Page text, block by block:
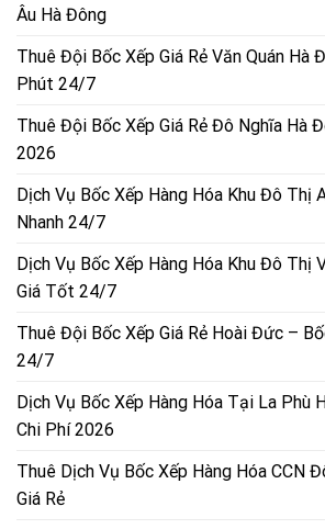
Âu Hà Đông
Thuê Đội Bốc Xếp Giá Rẻ Văn Quán Hà
Phút 24/7
Thuê Đội Bốc Xếp Giá Rẻ Đô Nghĩa Hà
2026
Dịch Vụ Bốc Xếp Hàng Hóa Khu Đô Thị
Nhanh 24/7
Dịch Vụ Bốc Xếp Hàng Hóa Khu Đô Thị
Giá Tốt 24/7
Thuê Đội Bốc Xếp Giá Rẻ Hoài Đức –
24/7
Dịch Vụ Bốc Xếp Hàng Hóa Tại La Phù
Chi Phí 2026
Thuê Dịch Vụ Bốc Xếp Hàng Hóa CCN
Giá Rẻ